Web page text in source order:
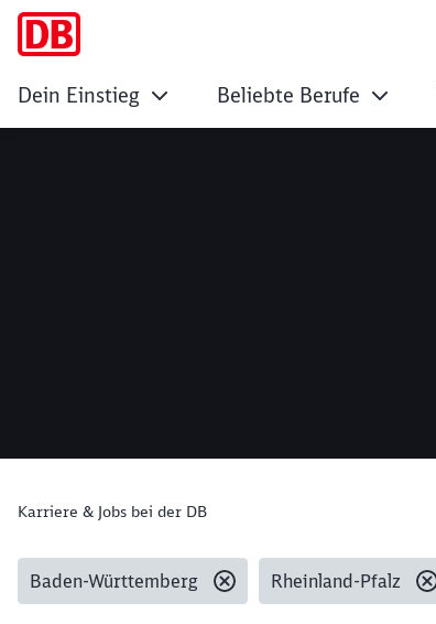
Dein Einstieg Beliebte Berufe
Karriere & Jobs bei der DB
Gesetzte Filter:
Baden-Württemberg Rheinland-Pfalz